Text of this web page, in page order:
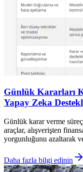
Günlük Kararları
Yapay Zeka
Günlük karar verme
araçlar, alışverişten
yorgunluğunu azaltarak
Daha fazla bilgi edinin